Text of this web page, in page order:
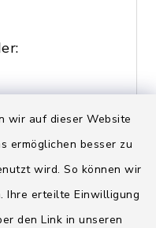
wir auf dieser Website
ermöglichen besser zu
wird. So können wir
Ihre erteilte Einwilligung
den Link in unseren